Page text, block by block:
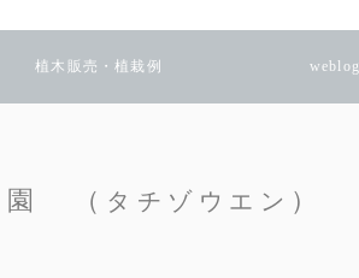
（ タチゾウエン ）
植木販売・植栽例 weblog